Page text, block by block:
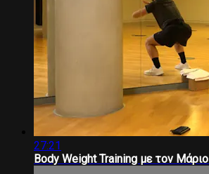
27:21
Body Weight Training με τον